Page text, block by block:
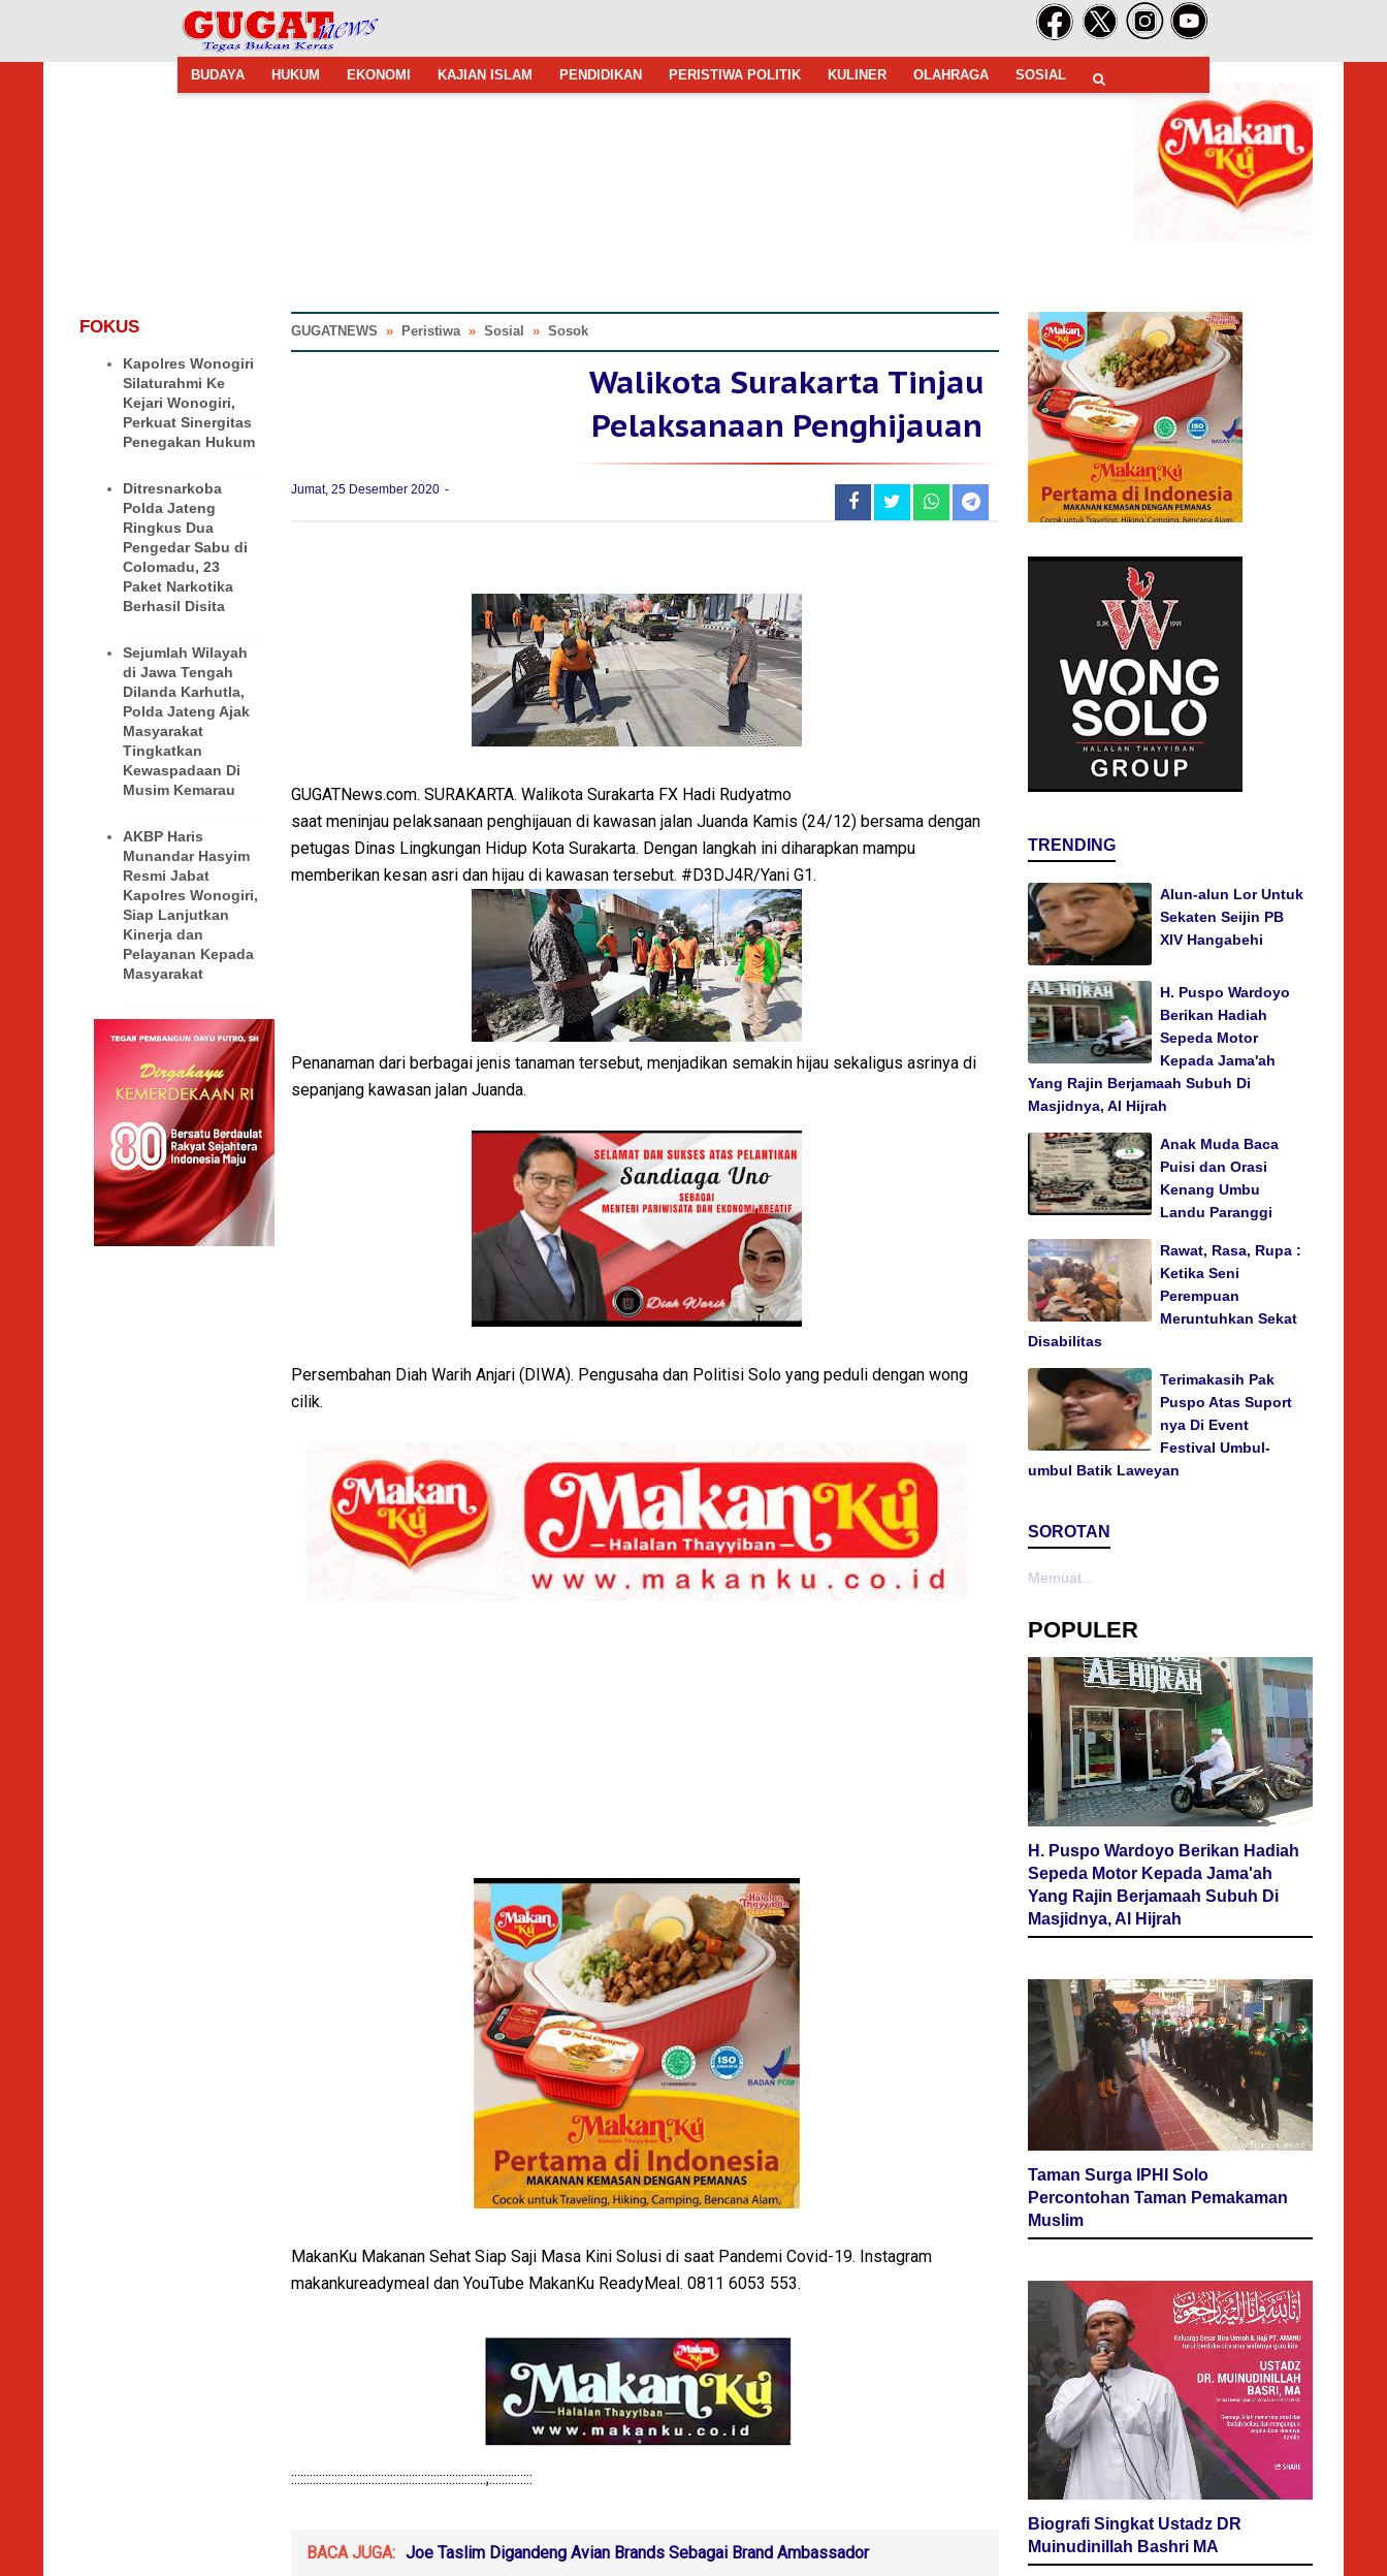
BUDAYA HUKUM EKONOMI KAJIAN ISLAM PENDIDIKAN PERISTIWA POLITIK KULINER OLAHRAGA SOSIAL
FOKUS
Kapolres Wonogiri
Silaturahmi Ke
Kejari Wonogiri,
Perkuat Sinergitas
Penegakan Hukum
Ditresnarkoba
Polda Jateng
Ringkus Dua
Pengedar Sabu di
Colomadu, 23
Paket Narkotika
Berhasil Disita
Sejumlah Wilayah
di Jawa Tengah
Dilanda Karhutla,
Polda Jateng Ajak
Masyarakat
Tingkatkan
Kewaspadaan Di
Musim Kemarau
AKBP Haris
Munandar Hasyim
Resmi Jabat
Kapolres Wonogiri,
Siap Lanjutkan
Kinerja dan
Pelayanan Kepada
Masyarakat
GUGATNEWS » Peristiwa » Sosial » Sosok
Walikota Surakarta Tinjau
Pelaksanaan Penghijauan
Jumat, 25 Desember 2020
GUGATNews.com. SURAKARTA. Walikota Surakarta FX Hadi Rudyatmo
saat meninjau pelaksanaan penghijauan di kawasan jalan Juanda Kamis (24/12) bersama dengan
petugas Dinas Lingkungan Hidup Kota Surakarta. Dengan langkah ini diharapkan mampu
memberikan kesan asri dan hijau di kawasan tersebut. #D3DJ4R/Yani G1.
Penanaman dari berbagai jenis tanaman tersebut, menjadikan semakin hijau sekaligus asrinya di
sepanjang kawasan jalan Juanda.
Persembahan Diah Warih Anjari (DIWA). Pengusaha dan Politisi Solo yang peduli dengan wong
cilik.
MakanKu Makanan Sehat Siap Saji Masa Kini Solusi di saat Pandemi Covid-19. Instagram
makankureadymeal dan YouTube MakanKu ReadyMeal. 0811 6053 553.
:::::::::::::::::::::::::::::::::::::::::::::::::::::::::::::::;::::::::::::::
BACA JUGA: Joe Taslim Digandeng Avian Brands Sebagai Brand Ambassador
TRENDING
Alun-alun Lor Untuk
Sekaten Seijin PB
XIV Hangabehi
H. Puspo Wardoyo
Berikan Hadiah
Sepeda Motor
Kepada Jama'ah
Yang Rajin Berjamaah Subuh Di
Masjidnya, Al Hijrah
Anak Muda Baca
Puisi dan Orasi
Kenang Umbu
Landu Paranggi
Rawat, Rasa, Rupa :
Ketika Seni
Perempuan
Meruntuhkan Sekat
Disabilitas
Terimakasih Pak
Puspo Atas Suport
nya Di Event
Festival Umbul-
umbul Batik Laweyan
SOROTAN
Memuat...
POPULER
H. Puspo Wardoyo Berikan Hadiah
Sepeda Motor Kepada Jama'ah
Yang Rajin Berjamaah Subuh Di
Masjidnya, Al Hijrah
Taman Surga IPHI Solo
Percontohan Taman Pemakaman
Muslim
Biografi Singkat Ustadz DR
Muinudinillah Bashri MA